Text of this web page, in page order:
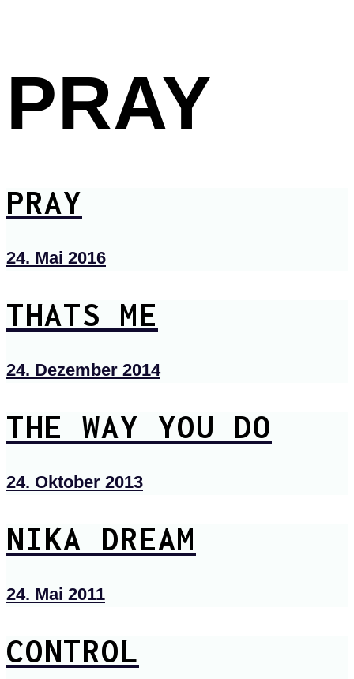
PRAY
PRAY
24. Mai 2016
THATS ME
24. Dezember 2014
THE WAY YOU DO
24. Oktober 2013
NIKA DREAM
24. Mai 2011
CONTROL